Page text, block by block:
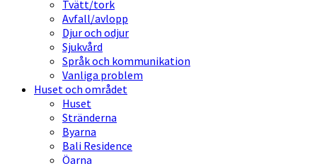
Tvätt/tork
Avfall/avlopp
Djur och odjur
Sjukvård
Språk och kommunikation
Vanliga problem
Huset och området
Huset
Stränderna
Byarna
Bali Residence
Öarna